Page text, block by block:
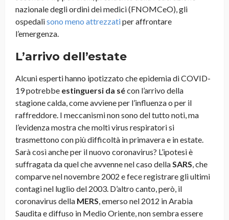
nazionale degli ordini dei medici (FNOMCeO), gli
ospedalisono meno attrezzatiper affrontare
l’emergenza.
L’arrivo dell’estate
Alcuni esperti hanno ipotizzato che epidemia di COVID-
19 potrebbe estinguersi da sécon l’arrivo della
stagione calda, come avviene per l’influenza o per il
raffreddore. I meccanismi non sono del tutto noti, ma
l’evidenza mostra che molti virus respiratori si
trasmettono con più difficoltà in primavera e in estate.
Sarà così anche per il nuovo coronavirus? L’ipotesi è
suffragata da quel che avvenne nel caso dellaSARS, che
comparve nel novembre 2002 e fece registrare gli ultimi
contagi nel luglio del 2003. D’altro canto, però, il
coronavirus della MERS, emerso nel 2012 in Arabia
Saudita e diffuso in Medio Oriente, non sembra essere